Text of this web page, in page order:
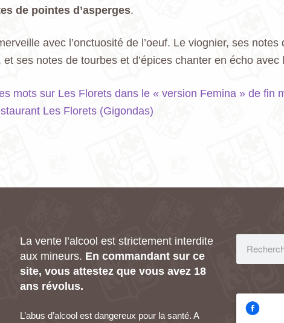
de pointes d’asperges.
avec l’onctuosité de l’oeuf. Le viognier, ses notes
ses notes de tourbes et d’épices chanter en écho avec
mots sur Les Florets dans le « version Femina » de fin
Les Florets (Gigondas)
La vente l’alcool est strictement interdite
aux mineurs. En commandant sur ce
site, vous attestez que vous avez 18
ans révolus.
L’abus d’alcool est dangereux pour la santé. A